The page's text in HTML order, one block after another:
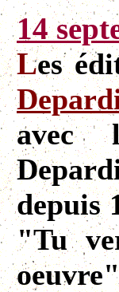
14
Les
avec
depuis
"Tu